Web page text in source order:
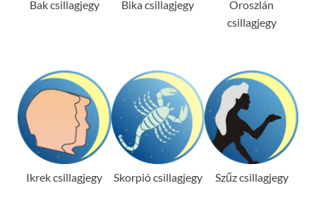
Bak csillagjegy Bika csillagjegy
Oroszlán
csillagjegy
Ikrek csillagjegy Skorpió csillagjegy Szűz csillagjegy